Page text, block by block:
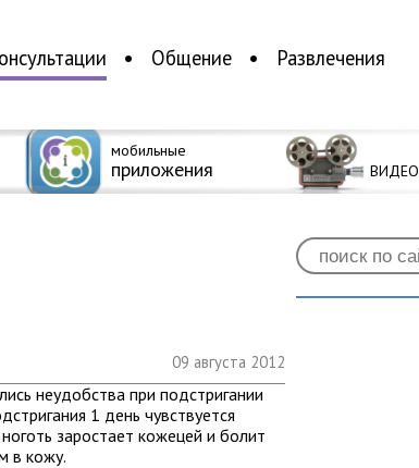
Общение Развлечения
мобильные
приложения ВИДЕО
09 августа 2012
неудобства при подстригании
1 день чувствуется
заростает кожецей и болит
в кожу.